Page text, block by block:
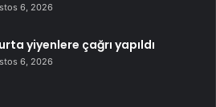
6, 2026
yiyenlere çağrı yapıldı
6, 2026